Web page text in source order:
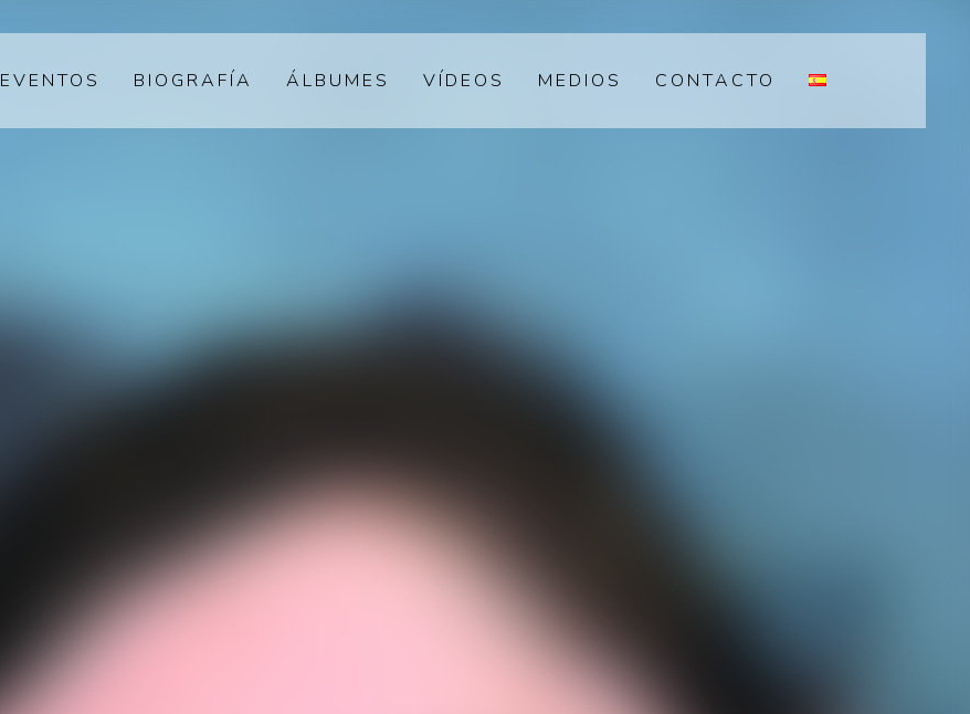
EVENTOS BIOGRAFÍA ÁLBUMES VÍDEOS MEDIOS CONTACTO